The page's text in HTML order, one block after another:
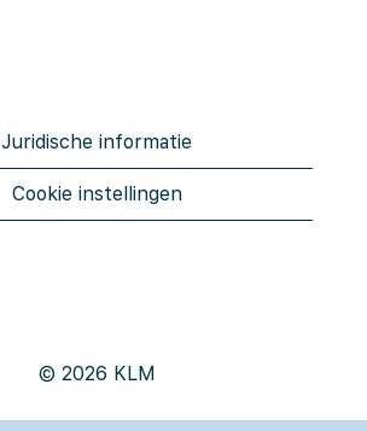
Juridische informatie
Cookie instellingen
© 2026 KLM